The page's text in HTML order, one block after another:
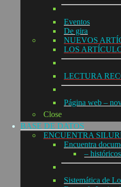
Eventos
De gira
NUEVOS
LOS
LECTURA
Página web –
Close
BASE DE DATOS
ENCUENTRA
Encuentra
– históricos
Sistemática de